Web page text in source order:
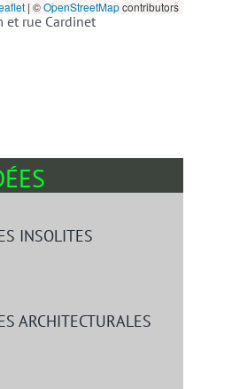
| ©OpenStreetMapcontributors
et rue Cardinet
INSOLITES
ARCHITECTURALES